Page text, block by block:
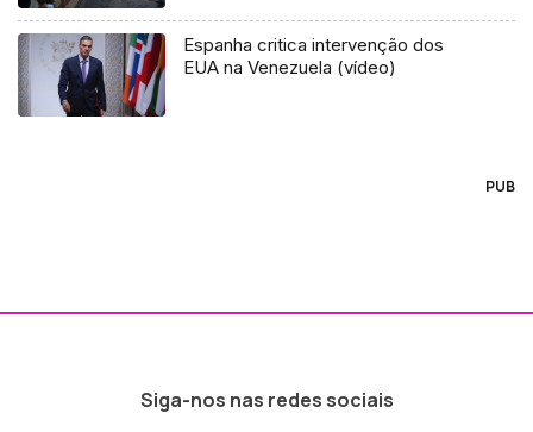
Espanha critica intervenção dos
EUA na Venezuela (vídeo)
PUB
Siga-nos nas redes sociais